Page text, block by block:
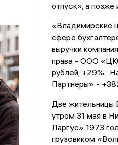
отпуск», а позже
«Владимирские
сфере
выручки
права - ООО
рублей, +29%.
Партнёры» -
Две жительницы
утром 31 мая в
Ларгус» 1973
грузовиком